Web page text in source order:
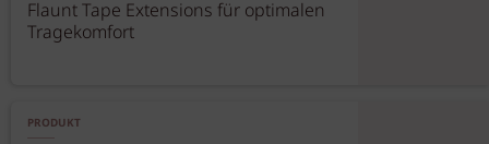
Flaunt Tape Extensions für optimalen
Tragekomfort
PRODUKT